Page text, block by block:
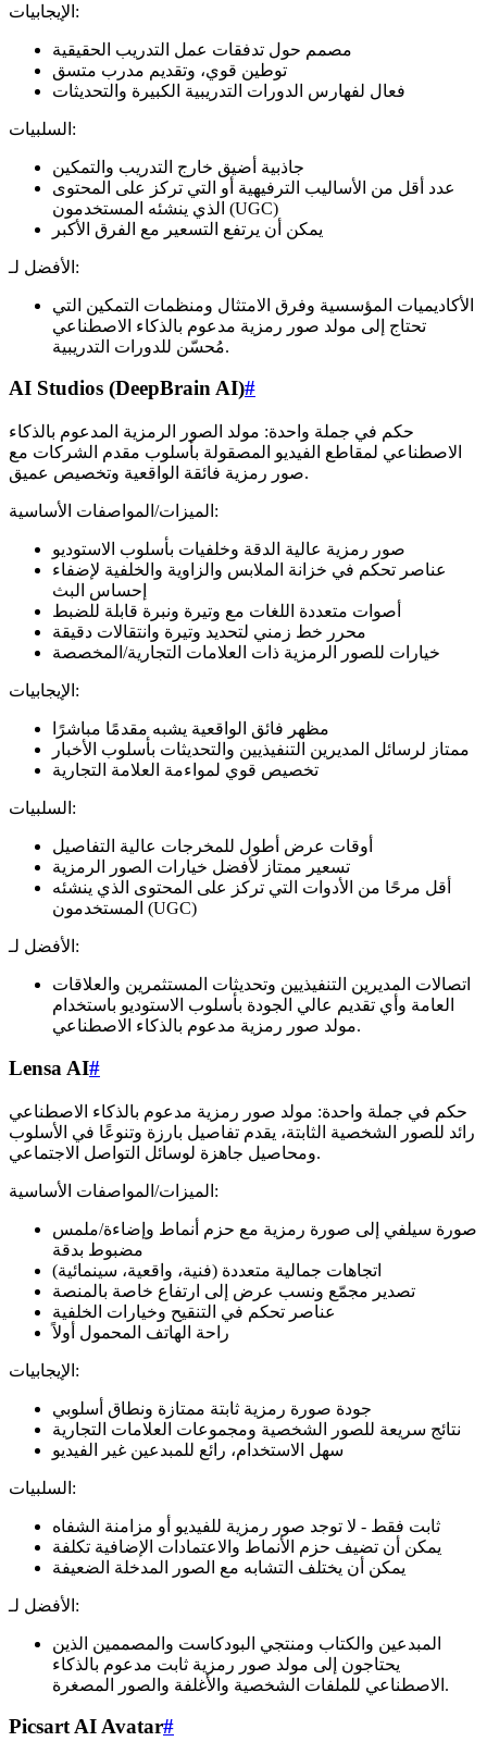
الإيجابيات:
مصمم حول تدفقات عمل التدريب الحقيقية
توطين قوي، وتقديم مدرب متسق
فعال لفهارس الدورات التدريبية الكبيرة والتحديثات
السلبيات:
جاذبية أضيق خارج التدريب والتمكين
عدد أقل من الأساليب الترفيهية أو التي تركز على المحتوى
الذي ينشئه المستخدمون (UGC)
يمكن أن يرتفع التسعير مع الفرق الأكبر
الأفضل لـ:
الأكاديميات المؤسسية وفرق الامتثال ومنظمات التمكين التي
تحتاج إلى مولد صور رمزية مدعوم بالذكاء الاصطناعي
مُحسّن للدورات التدريبية.
AI Studios (DeepBrain AI)#
حكم في جملة واحدة: مولد الصور الرمزية المدعوم بالذكاء
الاصطناعي لمقاطع الفيديو المصقولة بأسلوب مقدم الشركات مع
صور رمزية فائقة الواقعية وتخصيص عميق.
الميزات/المواصفات الأساسية:
صور رمزية عالية الدقة وخلفيات بأسلوب الاستوديو
عناصر تحكم في خزانة الملابس والزاوية والخلفية لإضفاء
إحساس البث
أصوات متعددة اللغات مع وتيرة ونبرة قابلة للضبط
محرر خط زمني لتحديد وتيرة وانتقالات دقيقة
خيارات للصور الرمزية ذات العلامات التجارية/المخصصة
الإيجابيات:
مظهر فائق الواقعية يشبه مقدمًا مباشرًا
ممتاز لرسائل المديرين التنفيذيين والتحديثات بأسلوب الأخبار
تخصيص قوي لمواءمة العلامة التجارية
السلبيات:
أوقات عرض أطول للمخرجات عالية التفاصيل
تسعير ممتاز لأفضل خيارات الصور الرمزية
أقل مرحًا من الأدوات التي تركز على المحتوى الذي ينشئه
المستخدمون (UGC)
الأفضل لـ:
اتصالات المديرين التنفيذيين وتحديثات المستثمرين والعلاقات
العامة وأي تقديم عالي الجودة بأسلوب الاستوديو باستخدام
مولد صور رمزية مدعوم بالذكاء الاصطناعي.
Lensa AI#
حكم في جملة واحدة: مولد صور رمزية مدعوم بالذكاء الاصطناعي
رائد للصور الشخصية الثابتة، يقدم تفاصيل بارزة وتنوعًا في الأسلوب
ومحاصيل جاهزة لوسائل التواصل الاجتماعي.
الميزات/المواصفات الأساسية:
صورة سيلفي إلى صورة رمزية مع حزم أنماط وإضاءة/ملمس
مضبوط بدقة
اتجاهات جمالية متعددة (فنية، واقعية، سينمائية)
تصدير مجمّع ونسب عرض إلى ارتفاع خاصة بالمنصة
عناصر تحكم في التنقيح وخيارات الخلفية
راحة الهاتف المحمول أولاً
الإيجابيات:
جودة صورة رمزية ثابتة ممتازة ونطاق أسلوبي
نتائج سريعة للصور الشخصية ومجموعات العلامات التجارية
سهل الاستخدام، رائع للمبدعين غير الفيديو
السلبيات:
ثابت فقط - لا توجد صور رمزية للفيديو أو مزامنة الشفاه
يمكن أن تضيف حزم الأنماط والاعتمادات الإضافية تكلفة
يمكن أن يختلف التشابه مع الصور المدخلة الضعيفة
الأفضل لـ:
المبدعين والكتاب ومنتجي البودكاست والمصممين الذين
يحتاجون إلى مولد صور رمزية ثابت مدعوم بالذكاء
الاصطناعي للملفات الشخصية والأغلفة والصور المصغرة.
Picsart AI Avatar#